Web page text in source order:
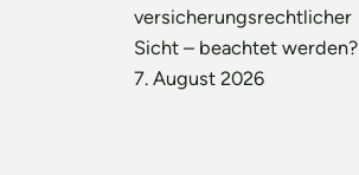
versicherungsrechtlicher
Sicht – beachtet werden?
7. August 2026